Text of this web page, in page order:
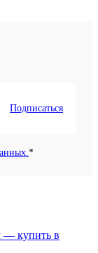
Подписаться
*